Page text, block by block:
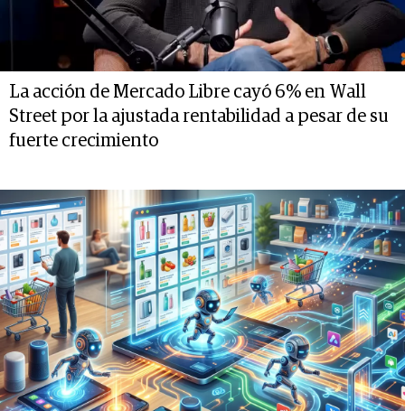
La acción de Mercado Libre cayó 6% en Wall
Street por la ajustada rentabilidad a pesar de su
fuerte crecimiento